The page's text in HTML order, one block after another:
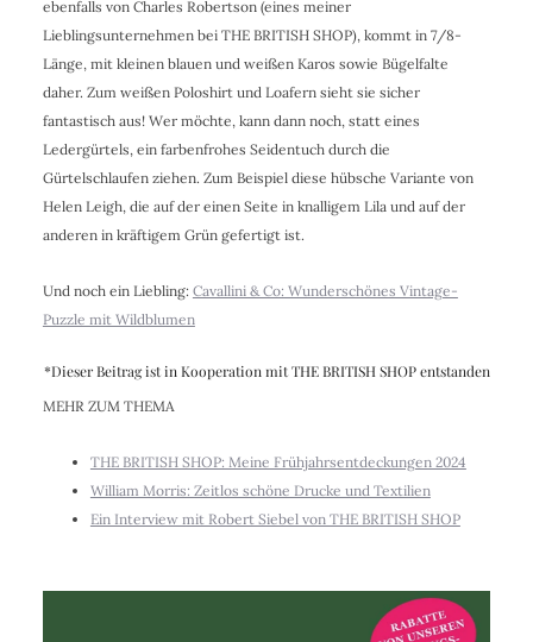
ebenfalls von Charles Robertson (eines meiner
Lieblingsunternehmen bei THE BRITISH SHOP), kommt in 7/8-
Länge, mit kleinen blauen und weißen Karos sowie Bügelfalte
daher. Zum weißen Poloshirt und Loafern sieht sie sicher
fantastisch aus! Wer möchte, kann dann noch, statt eines
Ledergürtels, ein farbenfrohes Seidentuch durch die
Gürtelschlaufen ziehen. Zum Beispiel diese hübsche Variante von
Helen Leigh, die aufder einen Seite in knalligem Lila und auf der
anderen in kräftigem Grün gefertigt ist.
Und noch ein Liebling: Cavallini & Co: Wunderschönes Vintage-
Puzzle mit Wildblumen
*Dieser Beitrag ist in Kooperation mit THE BRITISH SHOP entstanden
MEHR ZUM THEMA
THE BRITISH SHOP: Meine Frühjahrsentdeckungen 2024
William Morris: Zeitlos schöne Drucke und Textilien
Ein Interview mit Robert Siebel von THE BRITISH SHOP